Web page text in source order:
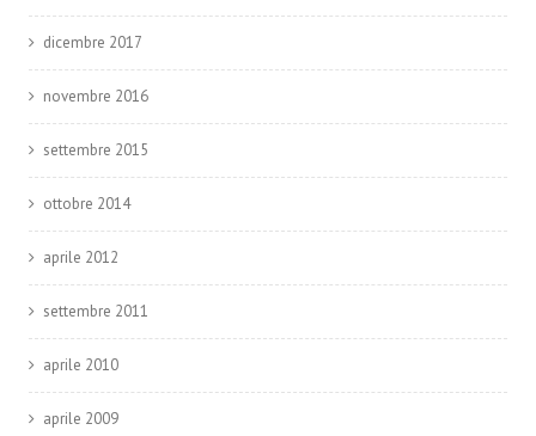
dicembre 2017
novembre 2016
settembre 2015
ottobre 2014
aprile 2012
settembre 2011
aprile 2010
aprile 2009